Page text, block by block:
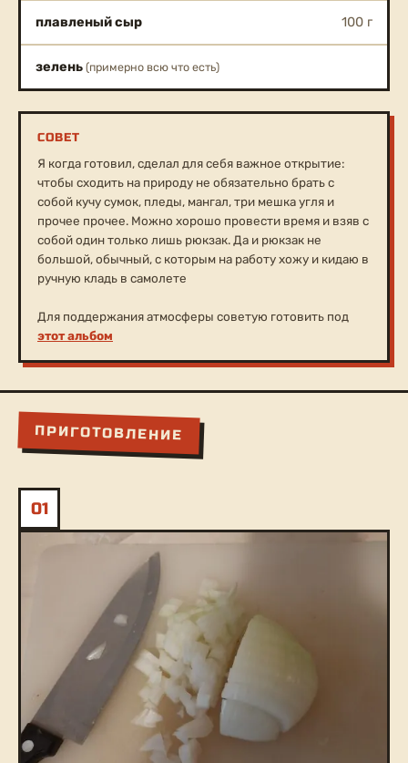
плавленый сыр 100 г
зелень (примерно всю что есть)
СОВЕТ
Я когда готовил, сделал для себя важное открытие:
чтобы сходить на природу не обязательно брать с
собой кучу сумок, пледы, мангал, три мешка угля и
прочее прочее. Можно хорошо провести время и взяв с
собой один только лишь рюкзак. Да и рюкзак не
большой, обычный, с которым на работу хожу и кидаю в
ручную кладь в самолете
Для поддержания атмосферы советую готовить под
этот альбом
ПРИГОТОВЛЕНИЕ
01